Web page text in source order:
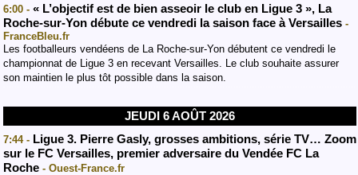
6:00 - « L’objectif est de bien asseoir le club en Ligue 3 », La
Roche-sur-Yon débute ce vendredi la saison face à Versailles -
FranceBleu.fr
Les footballeurs vendéens de La Roche-sur-Yon débutent ce vendredi le
championnat de Ligue 3 en recevant Versailles. Le club souhaite assurer
son maintien le plus tôt possible dans la saison.
JEUDI 6 AOÛT 2026
7:44 - Ligue 3. Pierre Gasly, grosses ambitions, série TV… Zoom
sur le FC Versailles, premier adversaire du Vendée FC La
Roche - Ouest-France.fr